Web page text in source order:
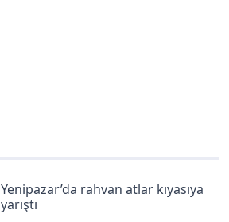
Yenipazar’da rahvan atlar kıyasıya
yarıştı